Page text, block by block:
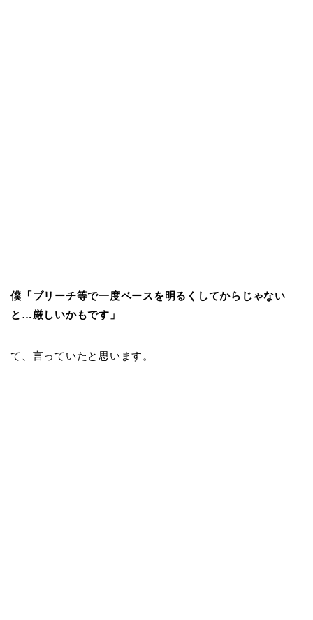
僕「ブリーチ等で一度ベースを明るくしてからじゃない
と…厳しいかもです」
て、言っていたと思います。